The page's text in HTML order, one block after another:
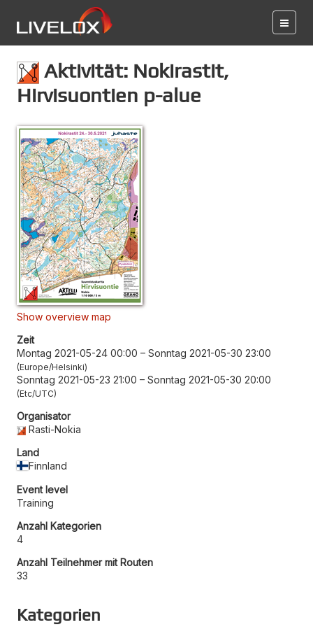
Aktivität: Nokirastit,
Hirvisuontien p-alue
Show overview map
Zeit
Montag 2021-05-24 00:00 – Sonntag 2021-05-30 23:00
Europe/Helsinki
Sonntag 2021-05-23 21:00 – Sonntag 2021-05-30 20:00
Etc/UTC
Organisator
Rasti-Nokia
Land
Finnland
Event level
Training
Anzahl Kategorien
4
Anzahl Teilnehmer mit Routen
33
Kategorien